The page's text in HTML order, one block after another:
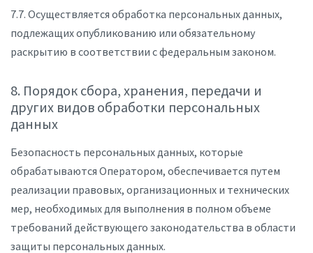
7.7. Осуществляется обработка персональных данных,
подлежащих опубликованию или обязательному
раскрытию в соответствии с федеральным законом.
8. Порядок сбора, хранения, передачи и
других видов обработки персональных
данных
Безопасность персональных данных, которые
обрабатываются Оператором, обеспечивается путем
реализации правовых, организационных и технических
мер, необходимых для выполнения в полном объеме
требований действующего законодательства в области
защиты персональных данных.